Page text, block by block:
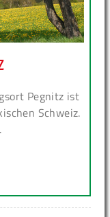
Pegnitz ist
Schweiz.